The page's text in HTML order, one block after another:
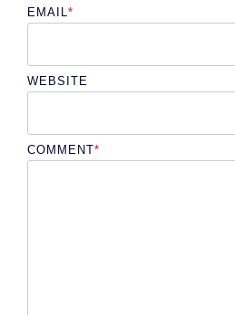
EMAIL *
WEBSITE
COMMENT*